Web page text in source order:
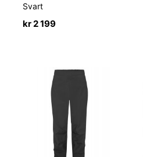
Svart
kr 2 199